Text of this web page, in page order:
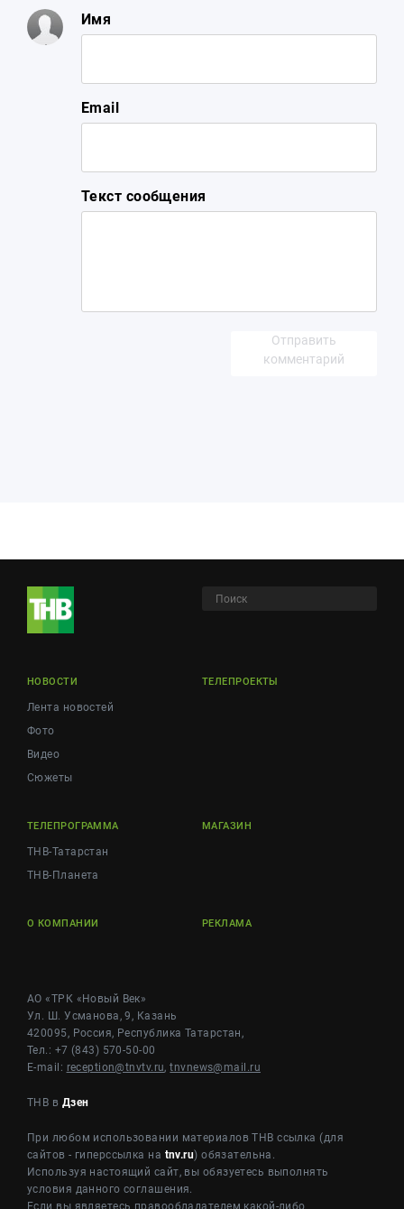
Имя
Email
Текст сообщения
Отправить
комментарий
НОВОСТИ
Лента новостей
Фото
Видео
Сюжеты
ТЕЛЕПРОЕКТЫ
ТЕЛЕПРОГРАММА
ТНВ-Татарстан
ТНВ-Планета
МАГАЗИН
О КОМПАНИИ РЕКЛАМА
АО «ТРК «Новый Век»
Ул. Ш. Усманова, 9, Казань
420095, Россия, Республика Татарстан,
Тел.: +7 (843) 570-50-00
E-mail: reception@tnvtv.ru,tnvnews@mail.ru
ТНВ в Дзен
При любом использовании материалов ТНВ ссылка (для
сайтов - гиперссылка на tnv.ru) обязательна.
Используя настоящий сайт, вы обязуетесь выполнять
условия данного соглашения.
Если вы являетесь правообладателем какой-либо